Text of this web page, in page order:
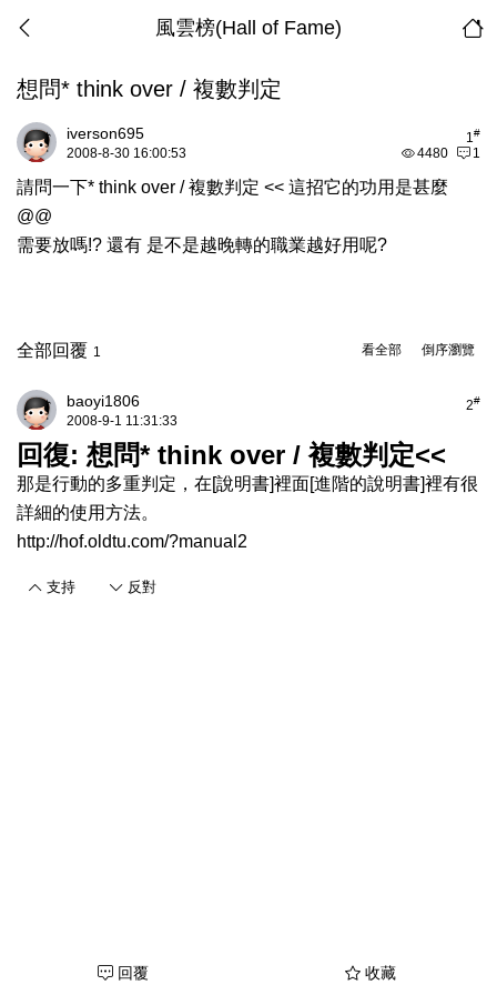
風雲榜(Hall of Fame)
想問* think over / 複數判定
1#
iverson695
4480 1
2008-8-30 16:00:53
請問一下* think over / 複數判定 << 這招它的功用是甚麼
@@
需要放嗎!? 還有 是不是越晚轉的職業越好用呢?
倒序瀏覽
看全部
全部回覆 1
2#
baoyi1806
2008-9-1 11:31:33
回復: 想問* think over / 複數判定<<
那是行動的多重判定，在[說明書]裡面[進階的說明書]裡有很
詳細的使用方法。
http://hof.oldtu.com/?manual2
支持 反對
回覆 收藏